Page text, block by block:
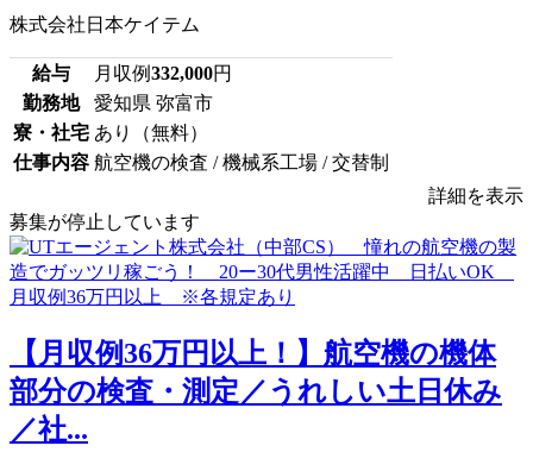
株式会社日本ケイテム
給与 月収例332,000円
勤務地
愛知県 弥富市
寮・社宅 あり（無料）
仕事内容 航空機の検査 / 機械系工場 / 交替制
詳細を表示
募集が停止しています
【月収例36万円以上！】航空機の機体
部分の検査・測定／うれしい土日休み
／社...